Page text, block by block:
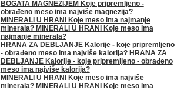
BOGATA MAGNEZIJEM Koje pripremljeno -
obrađeno meso ima najviše magnezija?
MINERALI U HRANI Koje meso ima najmanje
minerala? MINERALI U HRANI Koje meso ima
najmanje minerala?
HRANA ZA DEBLJANJE Kalorije - koje pripremljeno
- obrađeno meso ima najviše kalorija? HRANA ZA
DEBLJANJE Kalorije - koje pripremljeno - obrađeno
meso ima najviše kalorija?
MINERALI U HRANI Koje meso ima najviše
minerala? MINERALI U HRANI Koje meso ima